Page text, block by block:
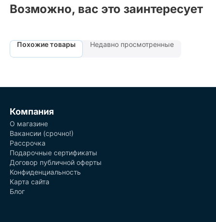
Возможно, вас это заинтересует
Похожие товары Недавно просмотренные
Компания
О магазине
Вакансии (срочно!)
Рассрочка
Подарочные сертификаты
Договор публичной оферты
Конфиденциальность
Карта сайта
Блог